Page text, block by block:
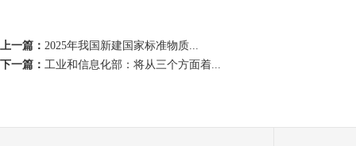
上一篇： 2025年我国新建国家标准物质...
下一篇： 工业和信息化部：将从三个方面着...